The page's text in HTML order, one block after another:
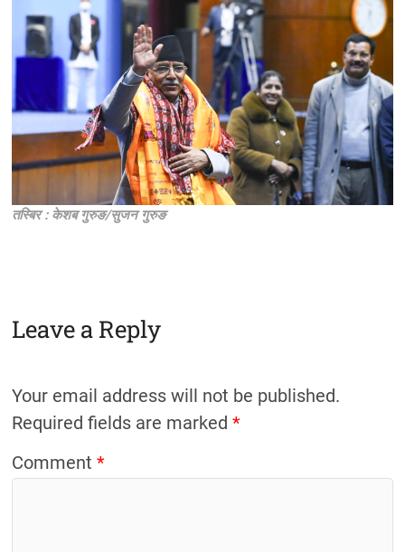
तस्बिर : केशब गुरुङ/सुजन गुरुङ
Leave a Reply
Your email address will not be published.
Required fields are marked*
Comment*